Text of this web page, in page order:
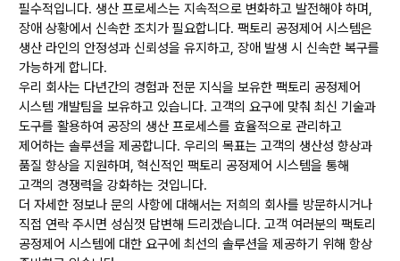
필수적입니다. 생산 프로세스는 지속적으로 변화하고 발전해야 하며,
장애 상황에서 신속한 조치가 필요합니다. 팩토리 공정제어 시스템은
생산 라인의 안정성과 신뢰성을 유지하고, 장애 발생 시 신속한 복구를
가능하게 합니다.
우리 회사는 다년간의 경험과 전문 지식을 보유한 팩토리 공정제어
시스템 개발팀을 보유하고 있습니다. 고객의 요구에 맞춰 최신 기술과
도구를 활용하여 공장의 생산 프로세스를 효율적으로 관리하고
제어하는 솔루션을 제공합니다. 우리의 목표는 고객의 생산성 향상과
품질 향상을 지원하며, 혁신적인 팩토리 공정제어 시스템을 통해
고객의 경쟁력을 강화하는 것입니다.
더 자세한 정보나 문의 사항에 대해서는 저희의 회사를 방문하시거나
직접 연락 주시면 성심껏 답변해 드리겠습니다. 고객 여러분의 팩토리
공정제어 시스템에 대한 요구에 최선의 솔루션을 제공하기 위해 항상